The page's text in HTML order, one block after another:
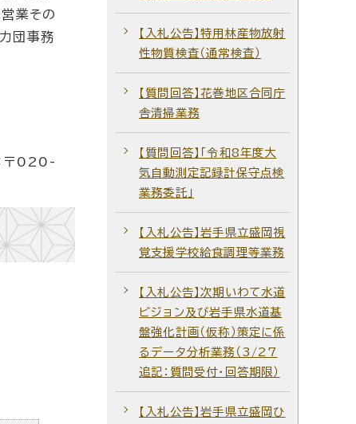
業その
団事務
〒020-
【入札公告】特用林産物放射
性物質検査（通常検査）
【質問回答】花巻地区合同庁
舎清掃業務
【質問回答】「令和8年度大
気自動測定記録計保守点検
業務委託」
【入札公告】岩手県立盛岡視
覚支援学校給食調理等業務
【入札公告】次期いわて水道
ビジョン及び岩手県水道基
盤強化計画（仮称）策定に係
るデータ分析業務（3/27
追記：質問受付・回答期限）
【入札公告】岩手県立盛岡ひ